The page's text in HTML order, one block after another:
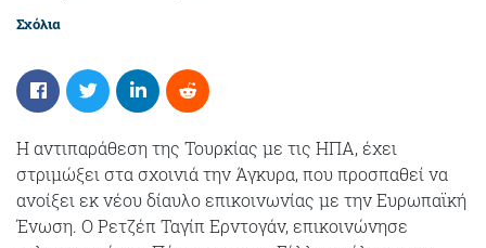
Σχόλια
Η αντιπαράθεση της Τουρκίας με τις ΗΠΑ, έχει
στριμώξει στα σχοινιά την Άγκυρα, που προσπαθεί να
ανοίξει εκ νέου δίαυλο επικοινωνίας με την Ευρωπαϊκή
Ένωση. Ο Ρετζέπ Ταγίπ Ερντογάν, επικοινώνησε